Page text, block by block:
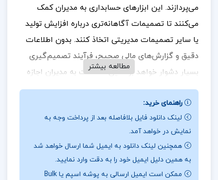
می‌پردازند. این ابزارهای حسابداری به مدیران کمک
می‌کنند تا تصمیمات آگاهانه‌تری درباره افزایش تولید
یا سایر تصمیمات مدیریتی اتخاذ کنند. بدون اطلاعات
دقیق و گزارش‌های مالی صحیح، فرآیند تصمیم‌گیری
بسیار دشوار خواهد بود. این اطلاعات به مدیران اجازه
می‌دهد تا بهترین راهکارها را برای بهبود کارایی و
کاهش هزینه‌ها شناسایی کنند و بهبود عملکرد سازمان
را تضمین نمایند.برای خرید و دانلود کتاب های بیشتر
همراهتک پروژهباشید.
نقد جزوه مروری جامع بر حسابداری صنعتی
مطالعه بیشتر
راهنمای خرید:
لینک دانلود فایل بلافاصله بعد از پرداخت وجه به
نمایش در خواهد آمد.
همچنین لینک دانلود به ایمیل شما ارسال خواهد شد
به همین دلیل ایمیل خود را به دقت وارد نمایید.
ممکن است ایمیل ارسالی به پوشه اسپم یا Bulk